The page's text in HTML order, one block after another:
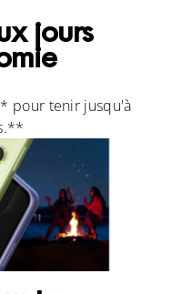
jours
pour tenir jusqu'à